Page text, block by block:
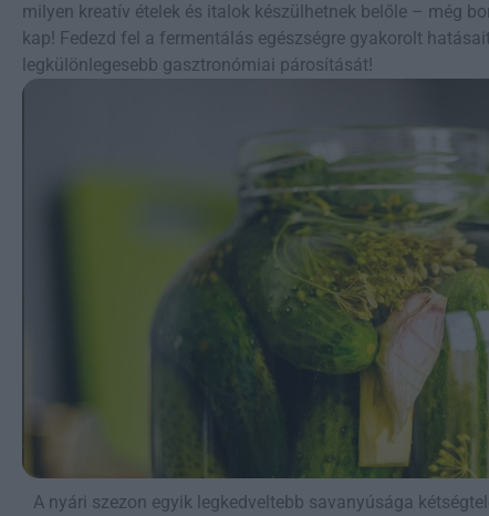
milyen kreatív ételek és italok készülhetnek belőle – még
kap! Fedezd fel a fermentálás egészségre gyakorolt
legkülönlegesebb gasztronómiai párosítását!
A nyári szezon egyik legkedveltebb savanyúsága